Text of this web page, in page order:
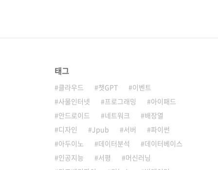
태그
클라우드 챗GPT
이벤트
사물인터넷
프로그래밍
아이패드
안드로이드
네트워크
배장열
디자인
Jpub 서버
파이썬
아두이노
데이터분석
데이터베이스
인공지능
서평
머신러닝